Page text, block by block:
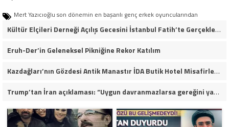
Mert Yazıcıoğlu son dönemin en başarılı genç erkek oyuncularından
Kültür Elçileri Derneği Açılış Gecesini İstanbul Fatih’te Gerçekleştirdi
Eruh-Der’in Geleneksel Pikniğine Rekor Katılım
Kazdağları’nın Gözdesi Antik Manastır İDA Butik Hotel Misafirlerinden Tam Not Alıyor
Trump’tan İran açıklaması: “Uygun davranmazlarsa gereğini yaparım”